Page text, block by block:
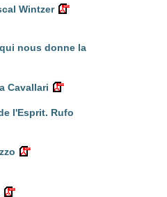
Wintzer
nous donne la
Cavallari
l'Esprit. Rufo